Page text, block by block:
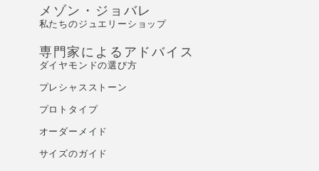
メゾン・ジョバレ
私たちのジュエリーショップ
専門家によるアドバイス
ダイヤモンドの選び方
プレシャスストーン
プロトタイプ
オーダーメイド
サイズのガイド